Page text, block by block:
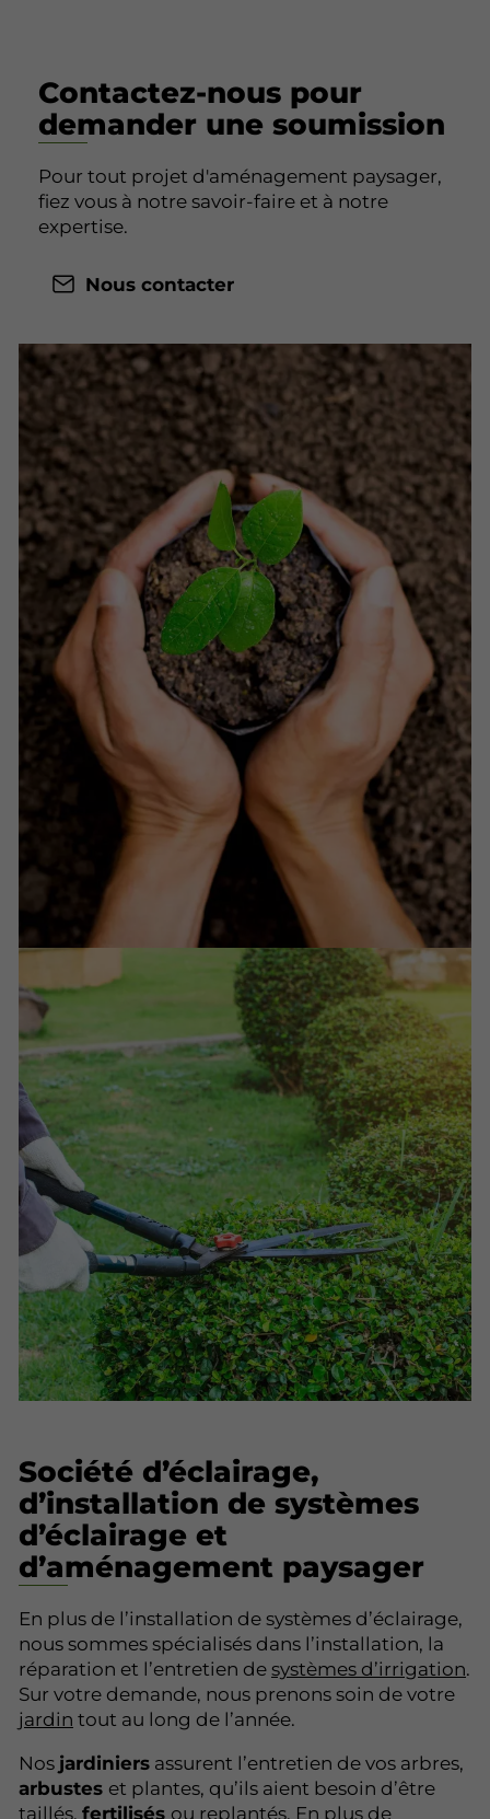
Contactez-nous pour
demander une soumission
Pour tout projet d'aménagement paysager,
fiez vous à notre savoir-faire et à notre
expertise.
Nous contacter
Société d’éclairage,
d’installation de systèmes
d’éclairage et
d’aménagement paysager
En plus de l’installation de systèmes d’éclairage,
nous sommes spécialisés dans l’installation, la
réparation et l’entretien desystèmes d’irrigation.
Sur votre demande, nous prenons soin de votre
jardin tout au long de l’année.
Nos jardiniers assurent l’entretien de vos arbres,
arbustes et plantes, qu’ils aient besoin d’être
taillés,fertilisés ou replantés. En plus de